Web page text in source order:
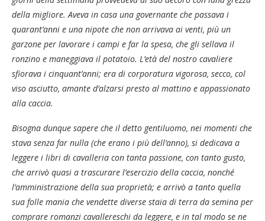
della migliore. Aveva in casa una governante che passava i
quarant’anni e una nipote che non arrivava ai venti, più un
garzone per lavorare i campi e far la spesa, che gli sellava il
ronzino e maneggiava il potatoio. L’età del nostro cavaliere
sfiorava i cinquant’anni; era di corporatura vigorosa, secco, col
viso asciutto, amante d’alzarsi presto al mattino e appassionato
alla caccia.
Bisogna dunque sapere che il detto gentiluomo, nei momenti che
stava senza far nulla (che erano i più dell’anno), si dedicava a
leggere i libri di cavalleria con tanta passione, con tanto gusto,
che arrivò quasi a trascurare l’esercizio della caccia, nonché
l’amministrazione della sua proprietà; e arrivò a tanto quella
sua folle mania che vendette diverse staia di terra da semina per
comprare romanzi cavallereschi da leggere, e in tal modo se ne